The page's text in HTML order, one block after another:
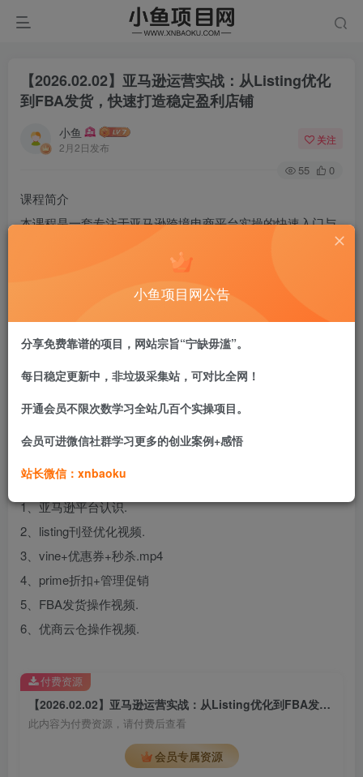
【2026.02.02】亚马逊运营实战：从Listing优化
到FBA发货，快速打造稳定盈利店铺
小鱼
2月2日发布
关注
55 0
课程简介
本课程是一套专注于亚马逊跨境电商平台实操的快速入门与
进阶教程。课程从基础平台认识与规则解读入手，核心聚焦
于提升商品竞争力的关键环节：Listing页面（商品详情页）
的刊登与高级优化。进一步，课程深入讲解亚马逊平台的核
心推广与运营工具，包括Vine测评、优惠券、秒杀
（Lightning Deal）、Prime专享折扣与管理促销的设置与策
略。最后，课程覆盖了后端供应链与物流实操，详细教学
旨在构建从产品上架、流量获取到订单履约的完整运营能
力。
课程目录：
1、亚马逊平台认识.
2、listing刊登优化视频.
3、vine+优惠券+秒杀.mp4
4、prime折扣+管理促销
5、FBA发货操作视频.
6、优商云仓操作视频.
【2026.02.02】亚马逊运营实战：从Listing优化到FBA发货，快速打造稳定盈利店铺
此内容为付费资源，请付费后查看
会员专属资源
付费资源
小鱼项目网公告
分享免费靠谱的项目，网站宗旨“宁缺毋滥”。
每日稳定更新中，非垃圾采集站，可对比全网！
开通会员不限次数学习全站几百个实操项目。
会员可进微信社群学习更多的创业案例+感悟
站长微信：xnbaoku